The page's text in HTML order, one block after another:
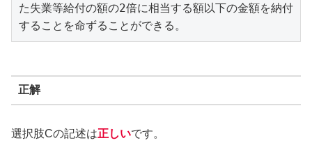
た失業等給付の額の2倍に相当する額以下の金額を納付
することを命ずることができる。
正解
選択肢Cの記述は正しいです。